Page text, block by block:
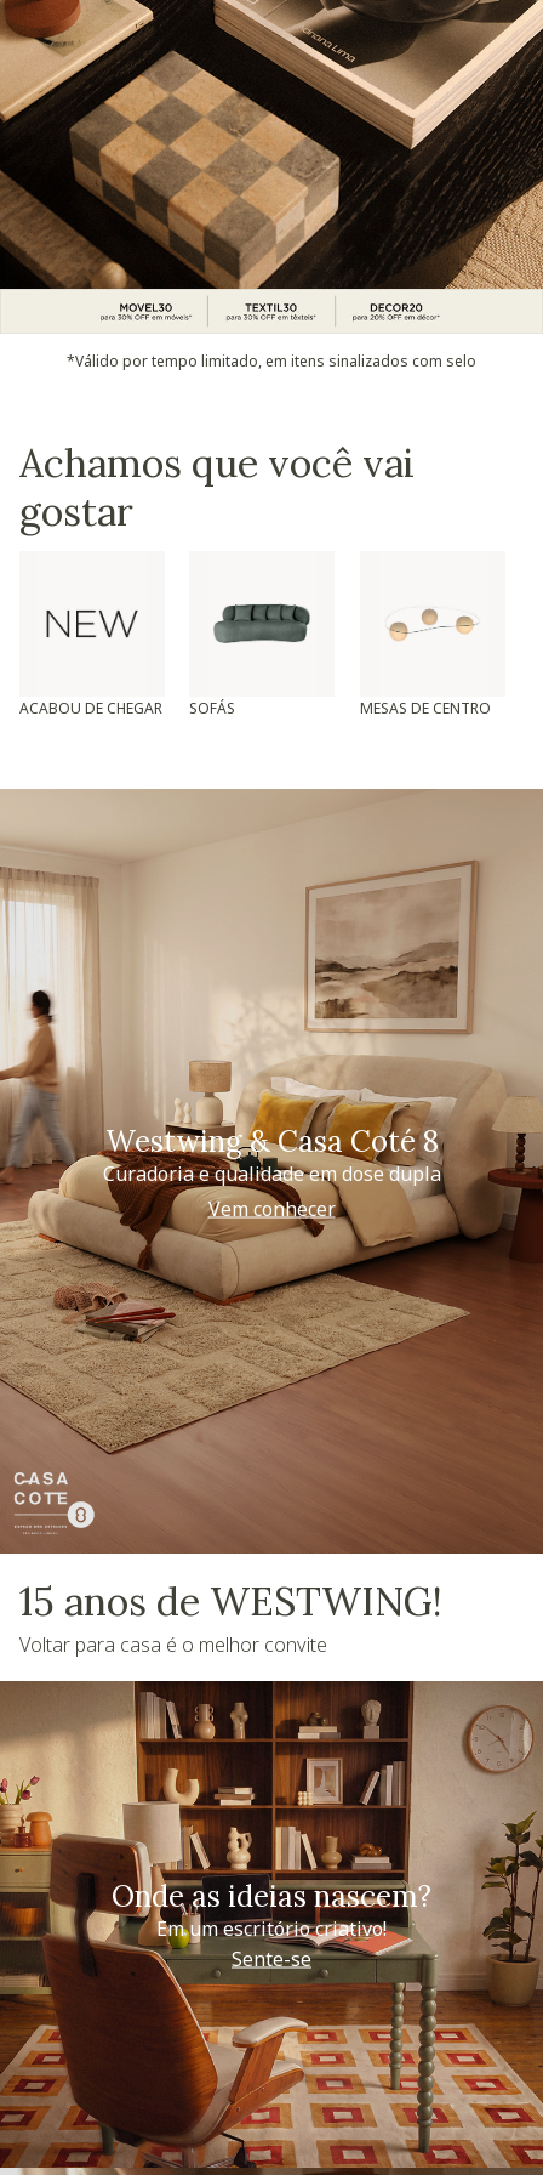
*Válido por tempo limitado, em itens sinalizados com selo
Achamos que você vai
gostar
ACABOU DE CHEGAR SOFÁS MESAS DE CENTRO
Westwing & Casa Coté 8
Curadoria e qualidade em dose dupla
Vem conhecer
15 anos de WESTWING!
Voltar para casa é o melhor convite
Onde as ideias nascem?
Em um escritório criativo!
Sente-se